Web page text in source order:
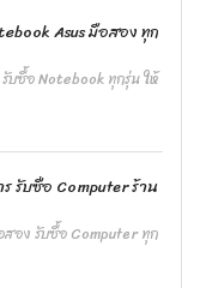
Asus มือสอง ทุก
บซื้อ Notebook ทุกรุ่น ให้
รับซื้อ Computer ร้าน
อง รับซื้อ Computer ทุก